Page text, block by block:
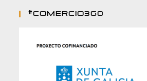
#comercio360